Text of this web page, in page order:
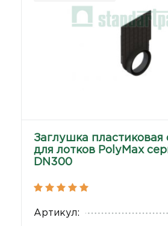
Заглушка пластиковая
для лотков PolyMax
DN300
Артикул: